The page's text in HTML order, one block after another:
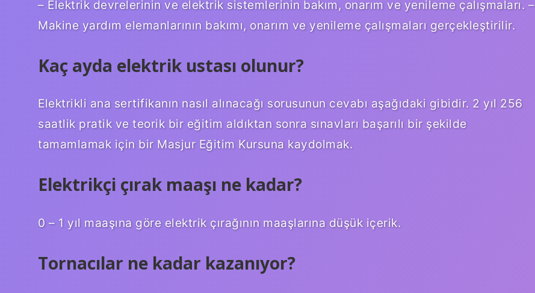
– Elektrik devrelerinin ve elektrik sistemlerinin bakım, onarım ve yenileme çalışmaları. –
Makine yardım elemanlarının bakımı, onarım ve yenileme çalışmaları gerçekleştirilir.
Kaç ayda elektrik ustası olunur?
Elektrikli ana sertifikanın nasıl alınacağı sorusunun cevabı aşağıdaki gibidir. 2 yıl 256
saatlik pratik ve teorik bir eğitim aldıktan sonra sınavları başarılı bir şekilde
tamamlamak için bir Masjur Eğitim Kursuna kaydolmak.
Elektrikçi çırak maaşı ne kadar?
0 – 1 yıl maaşına göre elektrik çırağının maaşlarına düşük içerik.
Tornacılar ne kadar kazanıyor?